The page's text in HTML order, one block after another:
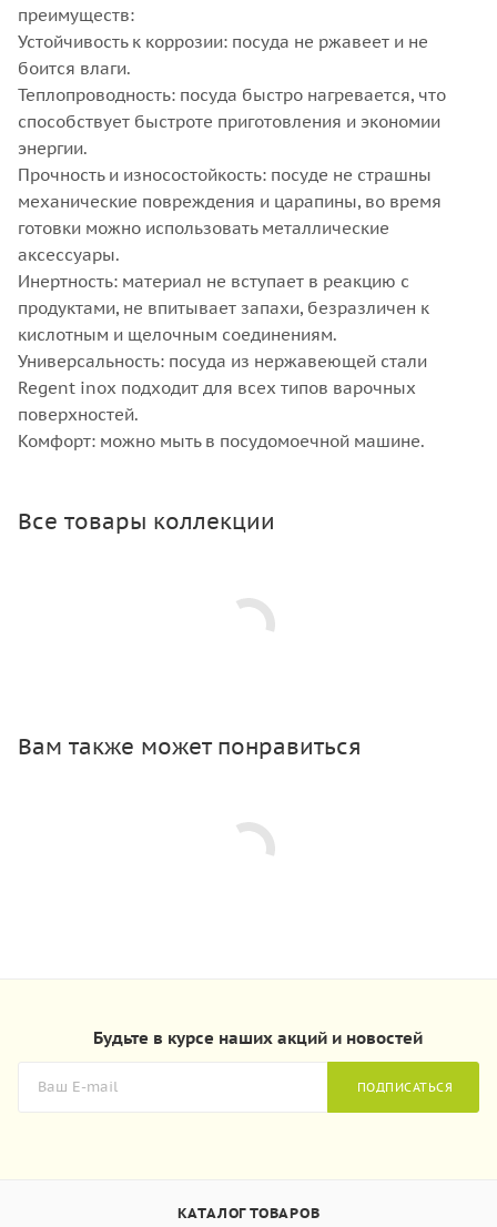
преимуществ:
Устойчивость к коррозии: посуда не ржавеет и не
боится влаги.
Теплопроводность: посуда быстро нагревается, что
способствует быстроте приготовления и экономии
энергии.
Прочность и износостойкость: посуде не страшны
механические повреждения и царапины, во время
готовки можно использовать металлические
аксессуары.
Инертность: материал не вступает в реакцию с
продуктами, не впитывает запахи, безразличен к
кислотным и щелочным соединениям.
Универсальность: посуда из нержавеющей стали
Regent inox подходит для всех типов варочных
поверхностей.
Комфорт: можно мыть в посудомоечной машине.
Все товары коллекции
Вам также может понравиться
Будьте в курсе наших акций и новостей
ПОДПИСАТЬСЯ
КАТАЛОГ ТОВАРОВ